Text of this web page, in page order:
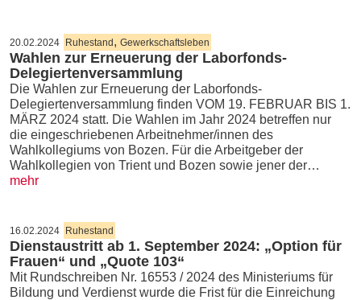
20.02.2024 Ruhestand , Gewerkschaftsleben
Wahlen zur Erneuerung der Laborfonds-
Delegiertenversammlung
Die Wahlen zur Erneuerung der Laborfonds-
Delegiertenversammlung finden VOM 19. FEBRUAR BIS 1.
MÄRZ 2024 statt. Die Wahlen im Jahr 2024 betreffen nur
die eingeschriebenen Arbeitnehmer/innen des
Wahlkollegiums von Bozen. Für die Arbeitgeber der
Wahlkollegien von Trient und Bozen sowie jener der…
mehr
16.02.2024 Ruhestand
Dienstaustritt ab 1. September 2024: „Option für
Frauen“ und „Quote 103“
Mit Rundschreiben Nr. 16553 / 2024 des Ministeriums für
Bildung und Verdienst wurde die Frist für die Einreichung